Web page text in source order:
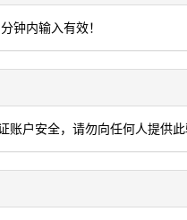
钟内输入有效！
户安全，请勿向任何人提供此